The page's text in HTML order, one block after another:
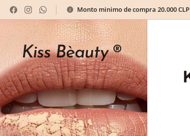
Monto minimo de compra 20.000 CLP
Kiss Bèauty®